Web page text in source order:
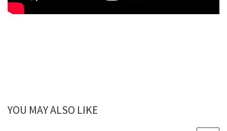
YOU MAY ALSO LIKE